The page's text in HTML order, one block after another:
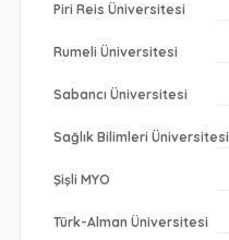
Piri Reis Üniversitesi
Rumeli Üniversitesi
Sabancı Üniversitesi
Sağlık Bilimleri Üniversitesi
Şişli MYO
Türk-Alman Üniversitesi